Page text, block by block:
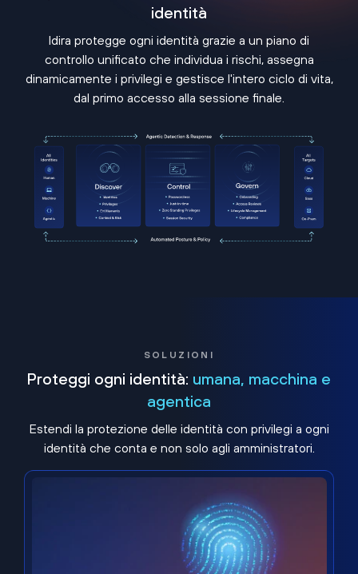
identità
Idira protegge ogni identità grazie a un piano di
controllo unificato che individua i rischi, assegna
dinamicamente i privilegi e gestisce l'intero ciclo di vita,
dal primo accesso alla sessione finale.
SOLUZIONI
Proteggi ogni identità: umana, macchina e
agentica
Estendi la protezione delle identità con privilegi a ogni
identità che conta e non solo agli amministratori.